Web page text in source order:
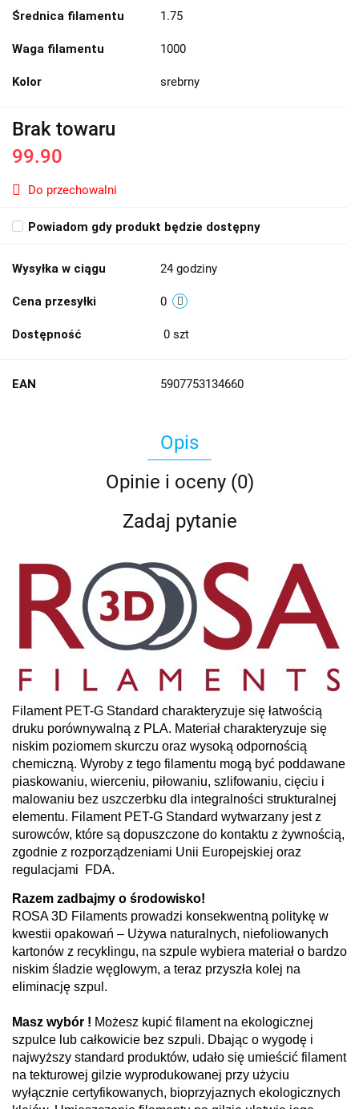
Średnica filamentu 1.75
Waga filamentu 1000
Kolor srebrny
Brak towaru
99.90
Do przechowalni
Powiadom gdy produkt będzie dostępny
Wysyłka w ciągu 24 godziny
Cena przesyłki 0
Dostępność 0 szt
EAN 5907753134660
Opis
Opinie i oceny (0)
Zadaj pytanie
Filament PET-G Standard charakteryzuje się łatwością
druku porównywalną z PLA. Materiał charakteryzuje się
niskim poziomem skurczu oraz wysoką odpornością
chemiczną. Wyroby z tego filamentu mogą być poddawane
piaskowaniu, wierceniu, piłowaniu, szlifowaniu, cięciu i
malowaniu bez uszczerbku dla integralności strukturalnej
elementu. Filament PET-G Standard wytwarzany jest z
surowców, które są dopuszczone do kontaktu z żywnością,
zgodnie z rozporządzeniami Unii Europejskiej oraz
regulacjami FDA.
Razem zadbajmy o środowisko!
ROSA 3D Filaments prowadzi konsekwentną politykę w
kwestii opakowań – Używa naturalnych, niefoliowanych
kartonów z recyklingu, na szpule wybiera materiał o bardzo
niskim śladzie węglowym, a teraz przyszła kolej na
eliminację szpul.
Masz wybór ! Możesz kupić filament na ekologicznej
szpulce lub całkowicie bez szpuli. Dbając o wygodę i
najwyższy standard produktów, udało się umieścić filament
na tekturowej gilzie wyprodukowanej przy użyciu
wyłącznie certyfikowanych, bioprzyjaznych ekologicznych